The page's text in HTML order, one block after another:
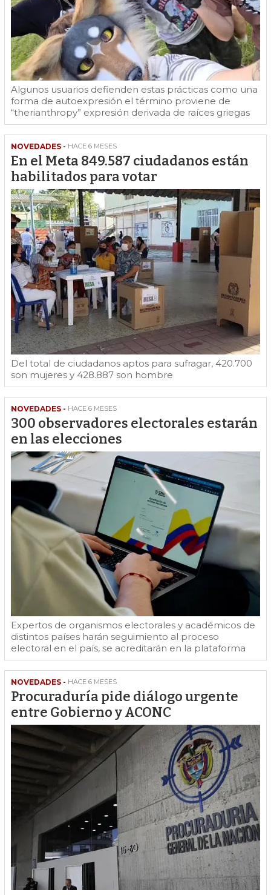
Algunos usuarios defienden estas prácticas como una
forma de autoexpresión el término proviene de
“therianthropy” expresión derivada de raíces griegas
NOVEDADES - HACE 6 MESES
En el Meta 849.587 ciudadanos están
habilitados para votar
Del total de ciudadanos aptos para sufragar, 420.700
son mujeres y 428.887 son hombre
NOVEDADES - HACE 6 MESES
300 observadores electorales estarán
en las elecciones
Expertos de organismos electorales y académicos de
distintos países harán seguimiento al proceso
electoral en el país, se acreditarán en la plataforma
NOVEDADES - HACE 6 MESES
Procuraduría pide diálogo urgente
entre Gobierno y ACONC